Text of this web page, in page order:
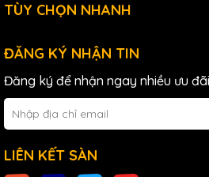
TÙY CHỌN NHANH
ĐĂNG KÝ NHẬN TIN
Đăng ký để nhận ngay nhiều ưu
LIÊN KẾT SÀN